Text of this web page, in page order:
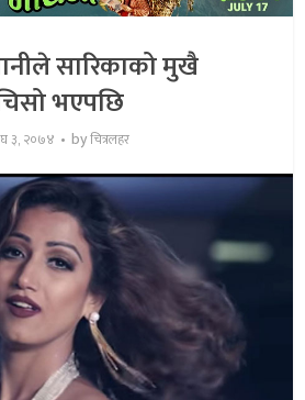
सारिकाको मुखै
भएपछि
३, २०७४ byचित्रलहर